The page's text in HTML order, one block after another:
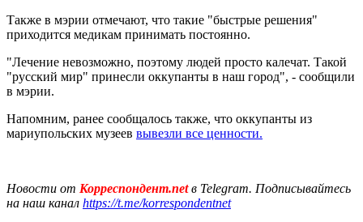
Также в мэрии отмечают, что такие "быстрые решения"
приходится медикам принимать постоянно.
"Лечение невозможно, поэтому людей просто калечат. Такой
"русский мир" принесли оккупанты в наш город", - сообщили
в мэрии.
Напомним, ранее сообщалось также, что оккупанты из
мариупольских музеев вывезли все ценности.
Новости от Корреспондент.netв Telegram. Подписывайтесь
на наш канал https://t.me/korrespondentnet